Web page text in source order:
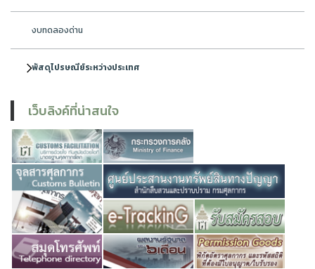
งบทดลองด่าน
พัสดุไปรษณีย์ระหว่างประเทศ
เว็บลิงค์ที่น่าสนใจ